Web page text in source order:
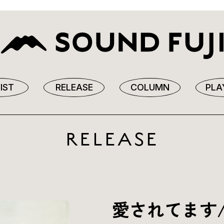
RELEASE COLUMN
RELEASE
愛されてま